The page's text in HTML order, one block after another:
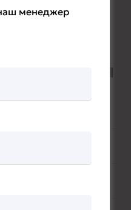
энергетике.
менеджер